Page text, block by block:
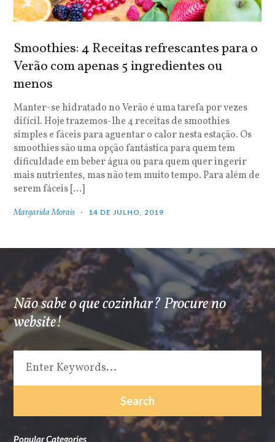
Smoothies: 4 Receitas refrescantes para o
Verão com apenas 5 ingredientes ou
menos
Manter-se hidratado no Verão é uma tarefa por vezes
difícil. Hoje trazemos-lhe 4 receitas de smoothies
simples e fáceis para aguentar o calor nesta estação. Os
smoothies são uma opção fantástica para quem tem
dificuldade em beber água ou para quem quer ingerir
mais nutrientes, mas não tem muito tempo. Para além de
serem fáceis […]
Margarida Morais 14 DE JULHO, 2019
Não sabe o que cozinhar? Procure no
website!
Popular Categories